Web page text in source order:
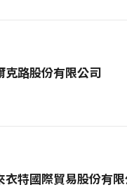
克路股份有限公司
衣特國際貿易股份有